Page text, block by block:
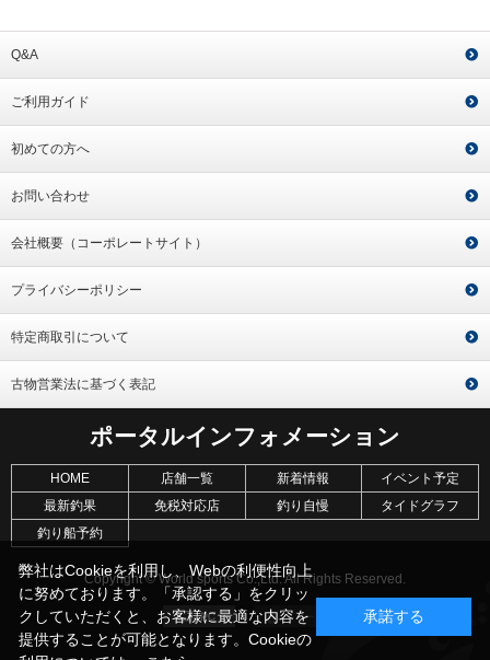
Q&A
ご利用ガイド
初めての方へ
お問い合わせ
会社概要（コーポレートサイト）
プライバシーポリシー
特定商取引について
古物営業法に基づく表記
ポータルインフォメーション
HOME 店舗一覧 新着情報
イベント予定
最新釣果
免税対応店 釣り自慢
タイドグラフ
釣り船予約
Copyright © World sports Co.,Ltd. All Rights Reserved.
弊社はCookieを利用し、Webの利便性向上
に努めております。「承認する」をクリッ
クしていただくと、お客様に最適な内容を
提供することが可能となります。Cookieの
承諾する